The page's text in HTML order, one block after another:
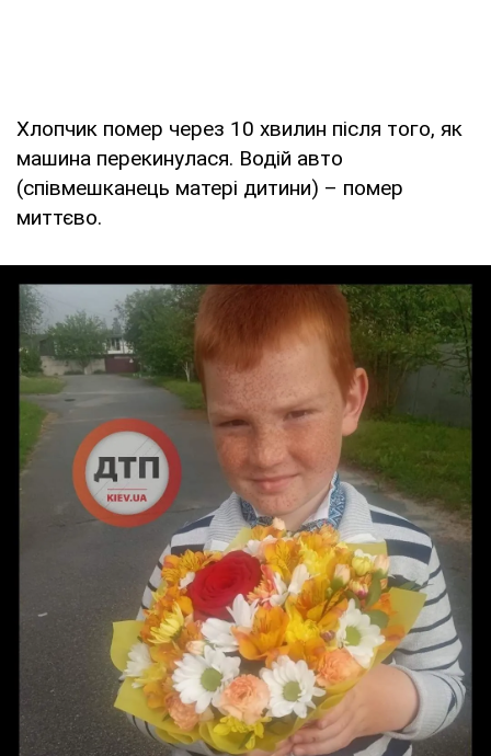
Хлопчик помер через 10 хвилин після того, як
машина перекинулася. Водій авто
(співмешканець матері дитини) – помер
миттєво.